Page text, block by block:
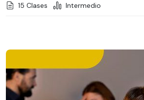
15 Clases Intermedio